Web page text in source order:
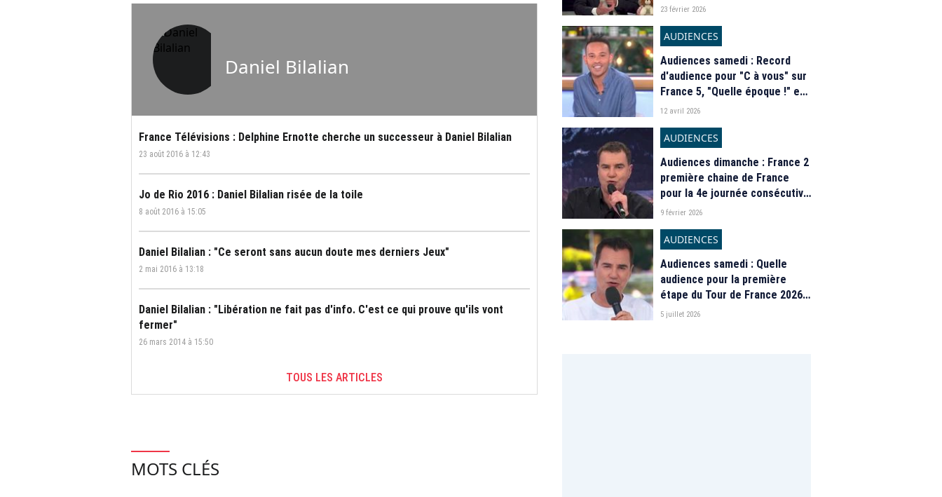
Daniel Bilalian
France Télévisions : Delphine Ernotte cherche un successeur à Daniel Bilalian
23 août 2016 à 12:43
Jo de Rio 2016 : Daniel Bilalian risée de la toile
8 août 2016 à 15:05
Daniel Bilalian : "Ce seront sans aucun doute mes derniers Jeux"
2 mai 2016 à 13:18
Daniel Bilalian : "Libération ne fait pas d'info. C'est ce qui prouve qu'ils vont
fermer"
26 mars 2014 à 15:50
TOUS LES ARTICLES
MOTS CLÉS
olympiques d'hiver de Milan-
France 3
23 février 2026
AUDIENCES
Audiences samedi : Record
d'audience pour "C à vous" sur
France 5, "Quelle époque !" en
grande forme sur France 2
12 avril 2026
AUDIENCES
Audiences dimanche : France 2
première chaine de France
pour la 4e journée consécutive
grâce aux Jeux Olympiques
historique pour "En Société"
9 février 2026
AUDIENCES
Audiences samedi : Quelle
audience pour la première
étape du Tour de France 2026
sur France 2 ?
5 juillet 2026